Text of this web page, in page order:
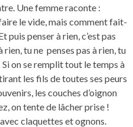
Une femme raconte :
le vide, mais comment fait-
puis penser à rien, c’est pas
tu ne penses pas à rien, tu
on se remplit tout le temps à
les fils de toutes ses peurs
les couches d’oignon
on tente de lâcher prise !
claquettes et ognons.